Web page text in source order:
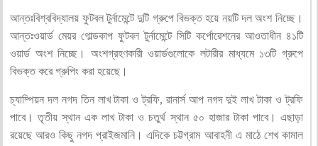
আন্তঃবিশ্ববিদ্যালয় ফুটবল টুর্নামেন্টে দুটি গ্রুপে বিভক্ত হয়ে নয়টি দল অংশ নিচ্ছে।
আন্তঃওয়ার্ড মেয়র গোল্ডকাপ ফুটবল টুর্নামেন্টে সিটি কর্পোরেশনের আওতাধীন ৪১টি
ওয়ার্ড অংশ নিচ্ছে। অংশগ্রহণকারী ওয়ার্ডগুলোকে লটারীর মাধ্যমে ১৩টি গ্রুপে
বিভক্ত করে গ্রুপিং করা হয়েছে।
চ্যাম্পিয়ন দল নগদ তিন লাখ টাকা ও ট্রফি, রানার্স আপ নগদ দুই লাখ টাকা ও ট্রফি
পাবে। তৃতীয় স্থান এক লাখ টাকা ও চতুর্থ স্থান ৫০ হাজার টাকা পাবে। এছাড়া
রয়েছে আরও কিছু নগদ প্রাইজমানি। এদিকে চট্টগ্রাম আবাহনী এ মাঠে শেখ কামাল